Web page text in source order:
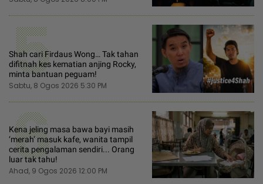
5
Shah cari Firdaus Wong… Tak tahan
difitnah kes kematian anjing Rocky,
minta bantuan peguam!
Sabtu, 8 Ogos 2026 5:30 PM
6
Kena jeling masa bawa bayi masih
‘merah’ masuk kafe, wanita tampil
cerita pengalaman sendiri... Orang
luar tak tahu!
Ahad, 9 Ogos 2026 12:00 PM